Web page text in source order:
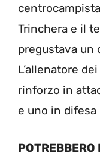
Trinchera e il
pregustava un
L’allenatore
rinforzo in
e uno in difesa